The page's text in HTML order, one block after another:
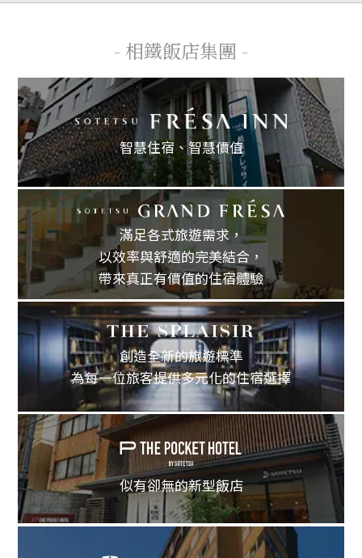
- 相鐵飯店集團 -
智慧住宿、智慧價值
滿足各式旅遊需求，
以效率與舒適的完美結合，
帶來真正有價值的住宿體驗
創造全新的旅遊標準
為每一位旅客提供多元化的住宿選擇
似有卻無的新型飯店